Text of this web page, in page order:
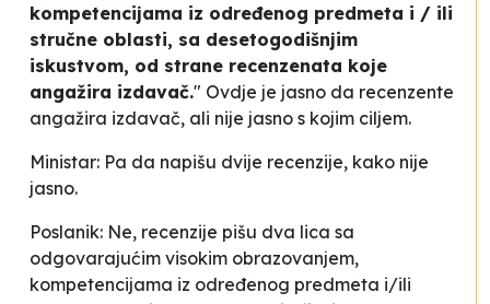
kompetencijama iz određenog predmeta i / ili
stručne oblasti, sa desetogodišnjim
iskustvom, od strane recenzenata koje
angažira izdavač." Ovdje je jasno da recenzente
angažira izdavač, ali nije jasno s kojim ciljem.
Ministar: Pa da napišu dvije recenzije, kako nije
jasno.
Poslanik: Ne, recenzije pišu dva lica sa
odgovarajućim visokim obrazovanjem,
kompetencijama iz određenog predmeta i/ili